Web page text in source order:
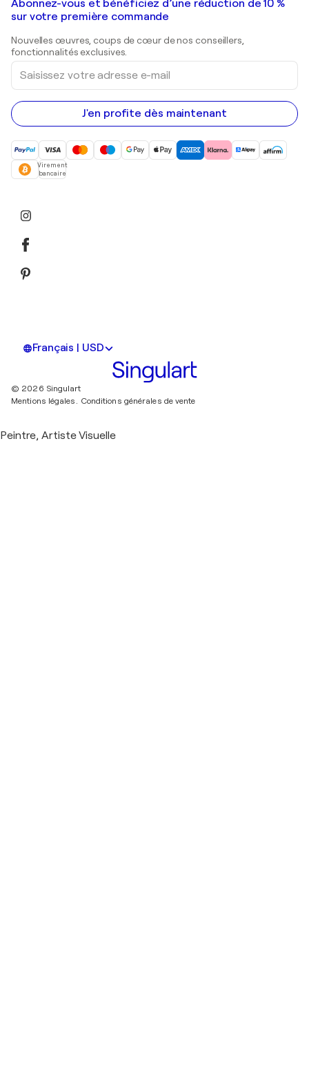
Shepard Fairey
Peintures de paysage
Estampes
Peintures acryliques
Galeries d'art en France
Galeries d'art en Belgique
Abonnez-vous et bénéficiez d’une réduction de 10 %
sur votre première commande
Nouvelles œuvres, coups de cœur de nos conseillers,
fonctionnalités exclusives.
Saisissez
votre
adresse
e-
mail
J'en profite dès maintenant
Virement
bancaire
Français | USD
© 2026 Singulart
Mentions légales. Conditions générales de vente
Peintre, Artiste Visuelle